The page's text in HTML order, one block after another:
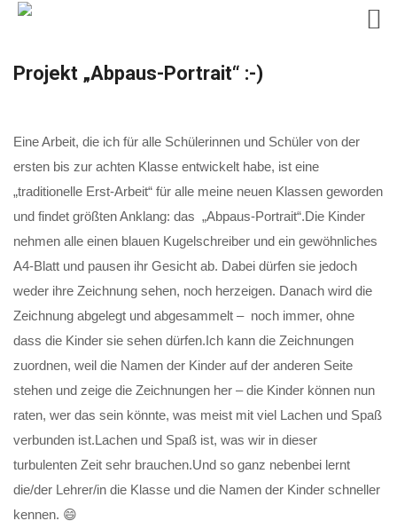
Projekt „Abpaus-Portrait“ :-)
Eine Arbeit, die ich für alle Schülerinnen und Schüler von der
ersten bis zur achten Klasse entwickelt habe, ist eine
„traditionelle Erst-Arbeit“ für alle meine neuen Klassen geworden
und findet größten Anklang: das „Abpaus-Portrait“.Die Kinder
nehmen alle einen blauen Kugelschreiber und ein gewöhnliches
A4-Blatt und pausen ihr Gesicht ab. Dabei dürfen sie jedoch
weder ihre Zeichnung sehen, noch herzeigen. Danach wird die
Zeichnung abgelegt und abgesammelt – noch immer, ohne
dass die Kinder sie sehen dürfen.Ich kann die Zeichnungen
zuordnen, weil die Namen der Kinder auf der anderen Seite
stehen und zeige die Zeichnungen her – die Kinder können nun
raten, wer das sein könnte, was meist mit viel Lachen und Spaß
verbunden ist.Lachen und Spaß ist, was wir in dieser
turbulenten Zeit sehr brauchen.Und so ganz nebenbei lernt
die/der Lehrer/in die Klasse und die Namen der Kinder schneller
kennen. 😄